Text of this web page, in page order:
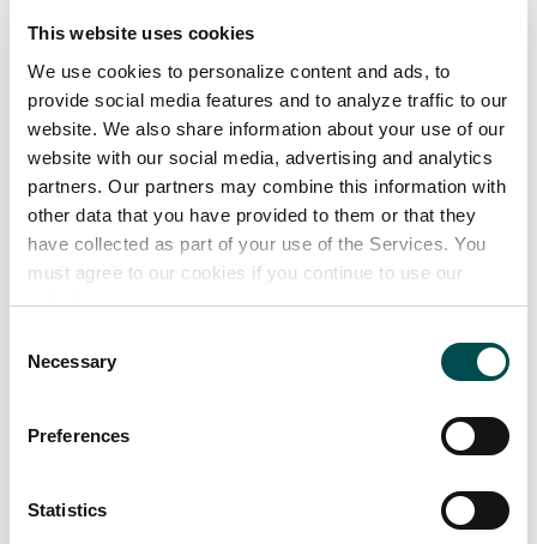
This website uses cookies
We use cookies to personalize content and ads, to
provide social media features and to analyze traffic to our
website. We also share information about your use of our
website with our social media, advertising and analytics
partners. Our partners may combine this information with
other data that you have provided to them or that they
have collected as part of your use of the Services. You
must agree to our cookies if you continue to use our
website.
Selection
Necessary
Preferences
Statistics
umzusteigen und die Kategorie zu entdecken.
Das ist ein eindeutiger Beleg dafür, dass die
Verbraucher auf der Suche nach etwas Neuem in
ihrem Repertoire sind – ganz gleich, ob dies
neue Teilstücke sind, neue Geschmäcker oder
neue Arten der Präsentation der Produkte, die
bereits im Angebot sind. Produktpaletten und
Formate müssen über Kategorien hinweg neu
erfunden werden. Derzeit profitiert Lammfleisch
von diesem Wunsch nach Veränderung: Es steigt
in der Gunst der Verbraucher, während das
sinkt.
Die Begriffe „irisch“ und „aus Weidehaltung“
können eine Wiederbelebung unterstützen